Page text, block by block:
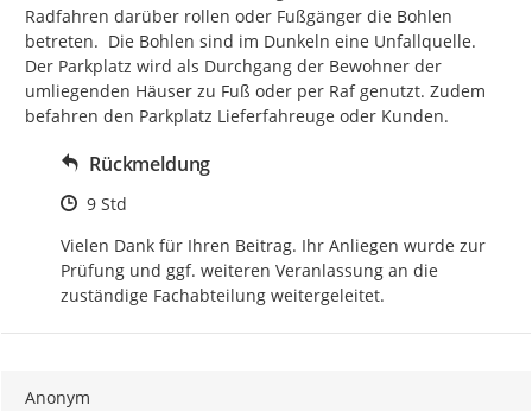
Radfahren darüber rollen oder Fußgänger die Bohlen
betreten.  Die Bohlen sind im Dunkeln eine Unfallquelle.
Der Parkplatz wird als Durchgang der Bewohner der
umliegenden Häuser zu Fuß oder per Raf genutzt. Zudem
befahren den Parkplatz Lieferfahreuge oder Kunden.
Rückmeldung
Zeitpunkt des Erstellens
9 Std
Vielen Dank für Ihren Beitrag. Ihr Anliegen wurde zur
Prüfung und ggf. weiteren Veranlassung an die
zuständige Fachabteilung weitergeleitet.
Anonym